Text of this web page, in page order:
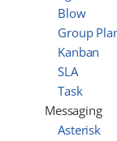
Blow
Group
Kanban
SLA
Task
Messaging
Asterisk